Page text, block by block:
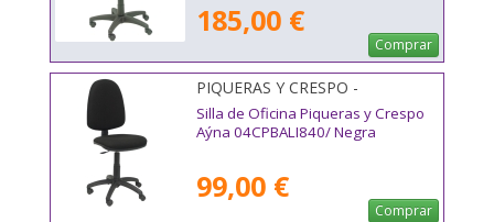
185,00 €
Comprar
PIQUERAS Y CRESPO -
04CPBALI840
Silla de Oficina Piqueras y Crespo
Aýna 04CPBALI840/ Negra
99,00 €
Comprar